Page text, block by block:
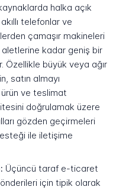
halka açık
telefonlar ve
çamaşır makineleri
kadar geniş bir
Özellikle büyük veya ağır
satın almayı
ve teslimat
doğrulamak üzere
gözden geçirmeleri
ile iletişime
Üçüncü taraf e-ticaret
için tipik olarak